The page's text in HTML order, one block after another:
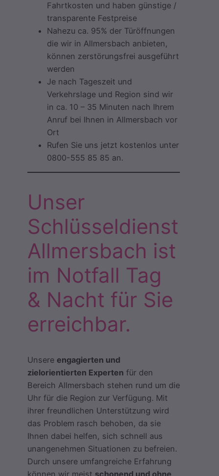
Fahrtkosten und haben günstige /
transparente Festpreise
Nahezu ca. 95% der Türöffnungen
die wir in Allmersbach anbieten,
können zerstörungsfrei ausgeführt
werden
Je nach Tageszeit und
Verkehrslage und Region sind wir
in ca. 10 – 35 Minuten nach Ihrem
Anruf bei Ihnen in Allmersbach vor
Ort
Rufen Sie uns jetzt kostenlos unter
0800-555 85 85 an.
Unser
Schlüsseldienst
Allmersbach ist
im Notfall Tag
& Nacht für Sie
erreichbar.
Unsere engagierten und
zielorientierten Experten für den
Bereich Allmersbach stehen rund um die
Uhr für die Region zur Verfügung. Mit
ihrer freundlichen Unterstützung wird
das Problem rasch behoben, da sie
Ihnen dabei helfen, sich schnell aus
unangenehmen Situationen zu befreien.
Durch unsere umfangreiche Erfahrung
können wir meist schonend und ohne